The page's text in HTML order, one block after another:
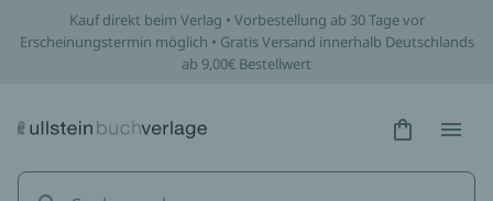
Kauf direkt beim Verlag • Vorbestellung ab 30 Tage vor
Erscheinungstermin möglich • Gratis Versand innerhalb Deutschlands
ab 9,00€ Bestellwert
Hidden